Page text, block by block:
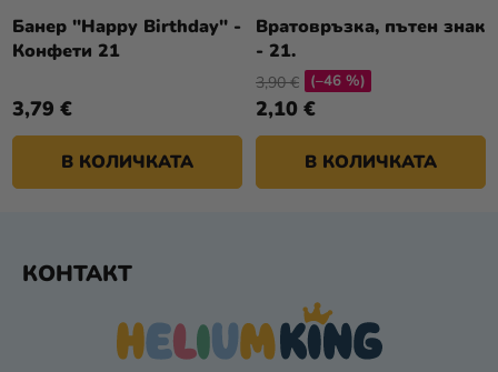
Банер "Happy Birthday" -
Конфети 21
3,79 €
В КОЛИЧКАТА
Вратовръзка, пътен знак
- 21.
2,10 €
3,90 € (–46 %)
В КОЛИЧКАТА
КОНТАКТ